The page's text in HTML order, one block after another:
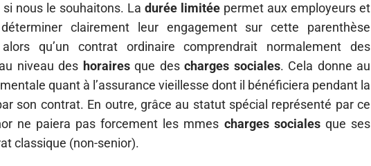
nous le souhaitons. La durée limitée permet aux employeurs et
clairement leur engagement sur cette parenthèse
qu’un contrat ordinaire comprendrait normalement des
niveau des horairesque des charges sociales. Cela donne au
quant à l’assurance vieillesse dont il bénéficiera pendant la
son contrat. En outre, grâce au statut spécial représenté par ce
ne paiera pas forcement les mmes charges socialesque ses
classique (non-senior).